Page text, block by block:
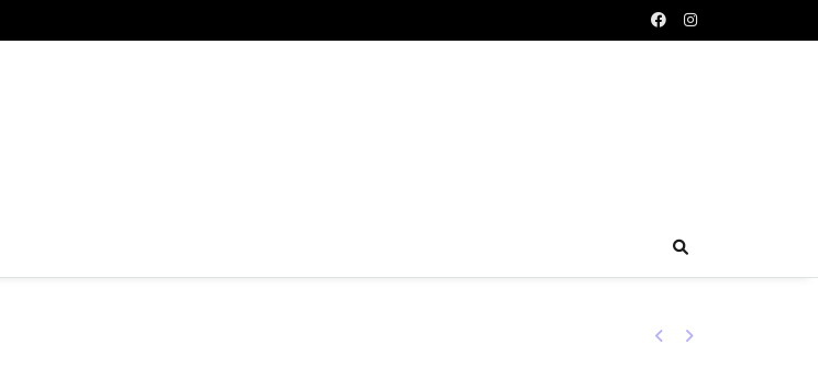
Previous
Next